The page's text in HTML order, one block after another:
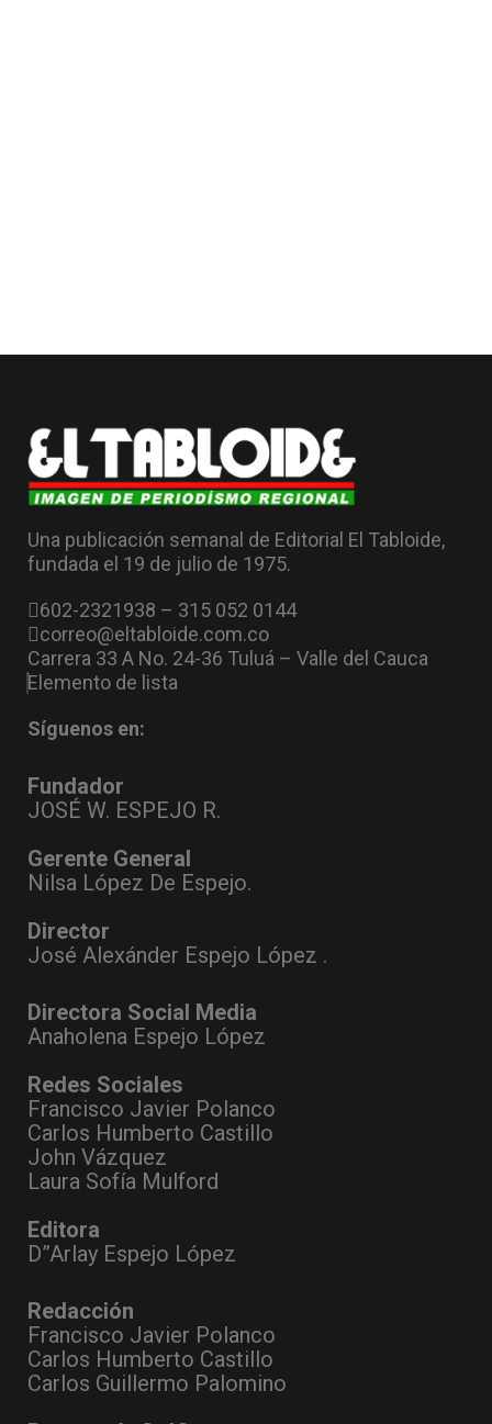
Una publicación semanal de Editorial El Tabloide,
fundada el 19 de julio de 1975.
602-2321938 – 315 052 0144
correo@eltabloide.com.co
Carrera 33 A No. 24-36 Tuluá – Valle del Cauca
Elemento de lista
Síguenos en:
Fundador
JOSÉ W. ESPEJO R.
Gerente General
Nilsa López De Espejo.
Director
José Alexánder Espejo López .
Directora Social Media
Anaholena Espejo López
Redes Sociales
Francisco Javier Polanco
Carlos Humberto Castillo
John Vázquez
Laura Sofía Mulford
Editora
D”Arlay Espejo López
Redacción
Francisco Javier Polanco
Carlos Humberto Castillo
Carlos Guillermo Palomino